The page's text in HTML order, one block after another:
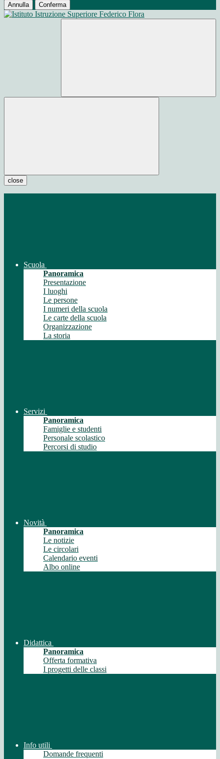
Annulla Conferma
close
Scuola
Panoramica
Presentazione
I luoghi
Le persone
I numeri della scuola
Le carte della scuola
Organizzazione
La storia
Servizi
Panoramica
Famiglie e studenti
Personale scolastico
Percorsi di studio
Novità
Panoramica
Le notizie
Le circolari
Calendario eventi
Albo online
Didattica
Panoramica
Offerta formativa
I progetti delle classi
Info utili
Domande frequenti